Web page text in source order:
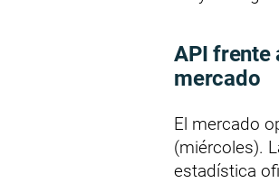
API frente
mercado
El mercado
(miércoles).
estadística